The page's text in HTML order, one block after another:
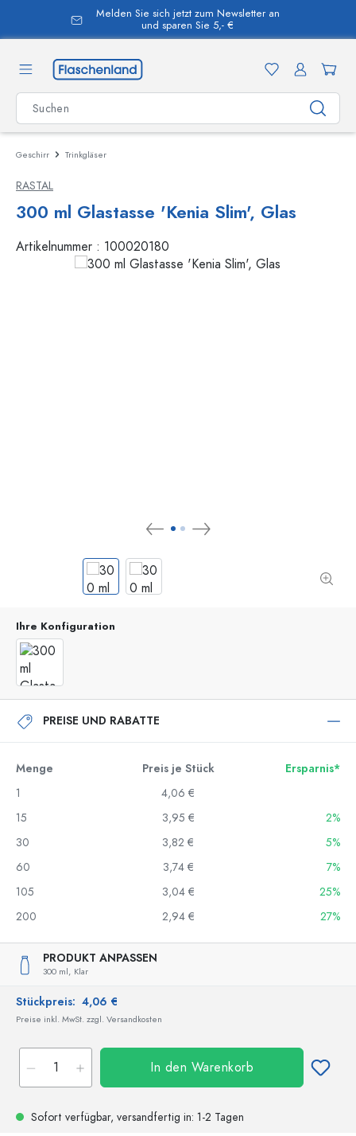
springen
Melden Sie sich jetzt zum Newsletter an
und sparen Sie 5,- €
Geschirr Trinkgläser
RASTAL
300 ml Glastasse 'Kenia Slim', Glas
Artikelnummer : 100020180
Ihre Konfiguration
PREISE UND RABATTE
Menge Preis je Stück
Ersparnis*
1
4,06 €
15
3,95 €
2%
30
3,82 €
5%
60
3,74 €
7%
105
3,04 €
25%
200
2,94 € 27%
PRODUKT ANPASSEN
300 ml, Klar
Stückpreis: 4,06 €
Preise inkl. MwSt. zzgl. Versandkosten
In den Warenkorb
Sofort verfügbar, versandfertig in: 1-2 Tagen